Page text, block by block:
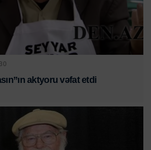
aktyoru vəfat etdi